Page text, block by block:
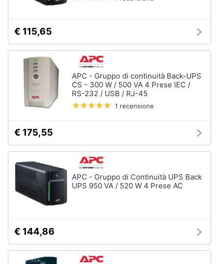
€ 115,65
APC - Gruppo di continuità Back-UPS
CS - 300 W / 500 VA 4 Prese IEC /
RS-232 / USB / RJ-45
1 recensione
€ 175,55
APC - Gruppo di Continuità UPS Back
UPS 950 VA / 520 W 4 Prese AC
€ 144,86